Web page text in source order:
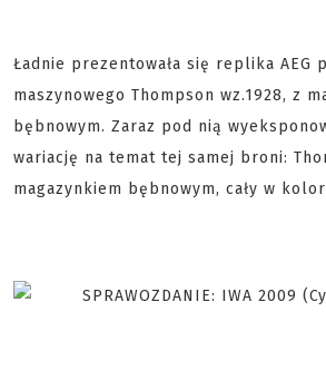
Ładnie prezentowała się replika AEG
maszynowego Thompson wz.1928, z
bębnowym. Zaraz pod nią
wariację na temat tej samej broni:
magazynkiem bębnowym, cały w